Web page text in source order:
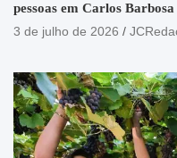
pessoas em Carlos Barbosa
3 de julho de 2026